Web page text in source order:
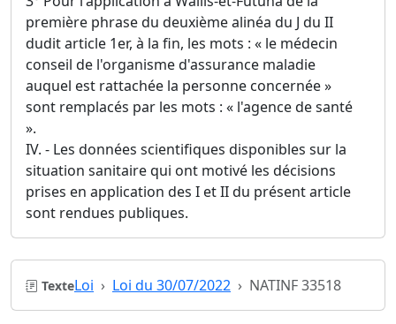
première phrase du deuxième alinéa du J du II
dudit article 1er, à la fin, les mots : « le médecin
conseil de l'organisme d'assurance maladie
auquel est rattachée la personne concernée »
sont remplacés par les mots : « l'agence de santé
».
IV. - Les données scientifiques disponibles sur la
situation sanitaire qui ont motivé les décisions
prises en application des I et II du présent article
sont rendues publiques.
TexteLoi Loi du 30/07/2022 NATINF 33518